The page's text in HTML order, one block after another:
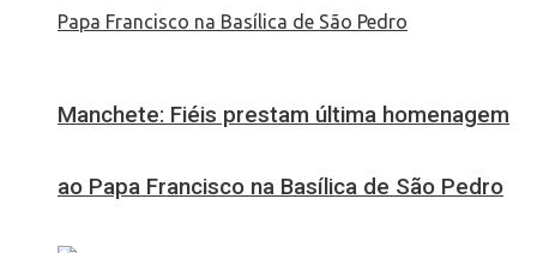
Manchete: Fiéis prestam última homenagem
ao Papa Francisco na Basílica de São Pedro